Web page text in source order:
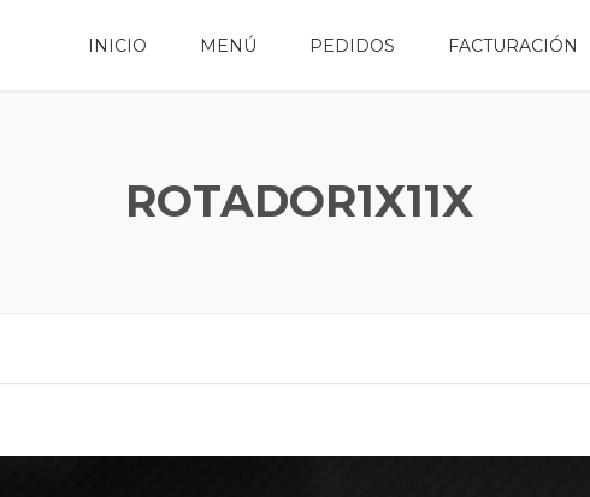
INICIO MENÚ PEDIDOS FACTURACIÓN
ROTADOR1X11X